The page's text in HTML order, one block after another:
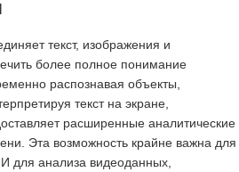
текст, изображения и
более полное понимание
распознавая объекты,
текст на экране,
расширенные аналитические
Эта возможность крайне важна для
для анализа видеоданных,